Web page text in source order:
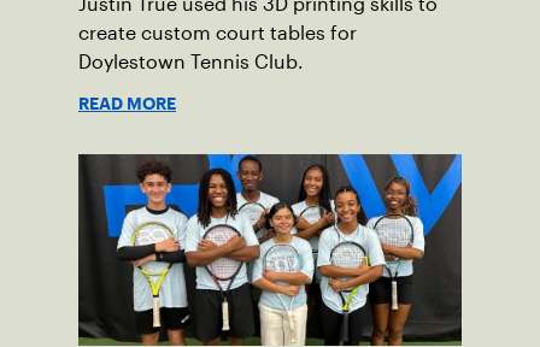
create custom court tables for
Doylestown Tennis Club.
READ MORE